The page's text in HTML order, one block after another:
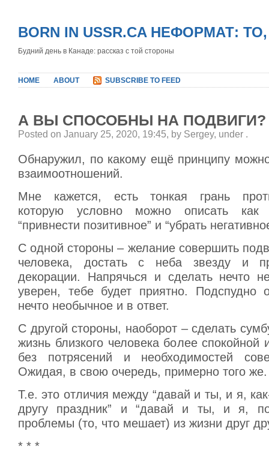
BORN IN USSR.CA НЕФОРМАТ:
Будний день в Канаде: рассказ с той стороны
HOME ABOUT SUBSCRIBE TO FEED
А ВЫ СПОСОБНЫ НА ПОДВИГИ?
Posted on January 25, 2020, 19:45, by Sergey, under .
Обнаружил, по какому ещё принципу
взаимоотношений.
Мне кажется, есть тонкая грань
которую условно можно описать как
“привнести позитивное” и “убрать
С одной стороны – желание совершить
человека, достать с неба звезду и
декорации. Напрячься и сделать нечто
уверен, тебе будет приятно. Подспудно
нечто необычное и в ответ.
С другой стороны, наоборот – сделать
жизнь близкого человека более спокойной
без потрясений и необходимостей
Ожидая, в свою очередь, примерно того же.
Т.е. это отличия между “давай и ты, и я,
другу праздник” и “давай и ты, и я,
проблемы (то, что мешает) из жизни друг
* * *